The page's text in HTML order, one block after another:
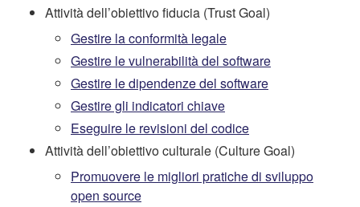
Attività dell’obiettivo fiducia (Trust Goal)
Gestire la conformità legale
Gestire le vulnerabilità del software
Gestire le dipendenze del software
Gestire gli indicatori chiave
Eseguire le revisioni del codice
Attività dell’obiettivo culturale (Culture Goal)
Promuovere le migliori pratiche di sviluppo
open source